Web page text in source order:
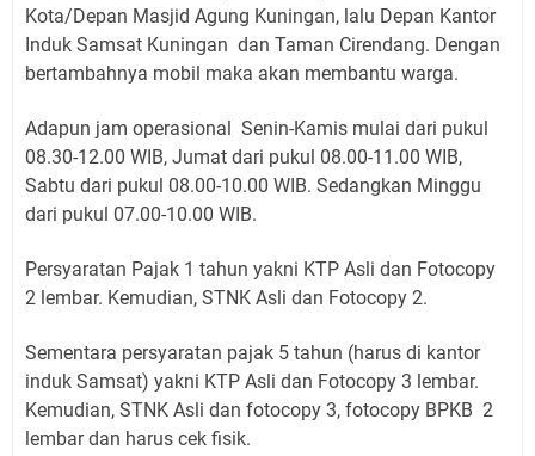
Kota/Depan Masjid Agung Kuningan, lalu Depan Kantor
Induk Samsat Kuningan dan Taman Cirendang. Dengan
bertambahnya mobil maka akan membantu warga.
Adapun jam operasional Senin-Kamis mulai dari pukul
08.30-12.00 WIB, Jumat dari pukul 08.00-11.00 WIB,
Sabtu dari pukul 08.00-10.00 WIB. Sedangkan Minggu
dari pukul 07.00-10.00 WIB.
Persyaratan Pajak 1 tahun yakni KTP Asli dan Fotocopy
2 lembar. Kemudian, STNK Asli dan Fotocopy 2.
Sementara persyaratan pajak 5 tahun (harus di kantor
induk Samsat) yakni KTP Asli dan Fotocopy 3 lembar.
Kemudian, STNK Asli dan fotocopy 3, fotocopy BPKB 2
lembar dan harus cek fisik.